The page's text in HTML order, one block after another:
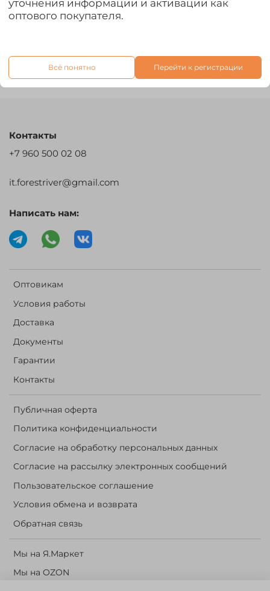
Отзывы
Оптовикам
Условия работы
Доставка
Документы
Гарантии
Контакты
Публичная оферта
Политика конфиденциальности
Согласие на обработку персональных данных
Согласие на рассылку электронных сообщений
Пользовательское соглашение
Условия обмена и возврата
Обратная связь
Мы на Я.Маркет
Мы на OZON
Контакты
+7 960 500 02 08
it.forestriver@gmail.com
Написать нам:
уточнения информации и активации как
оптового покупателя.
Всё понятно Перейти к регистрации